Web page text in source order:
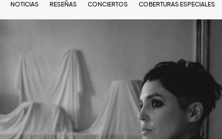
NOTICIAS RESEÑAS CONCIERTOS COBERTURAS ESPECIALES